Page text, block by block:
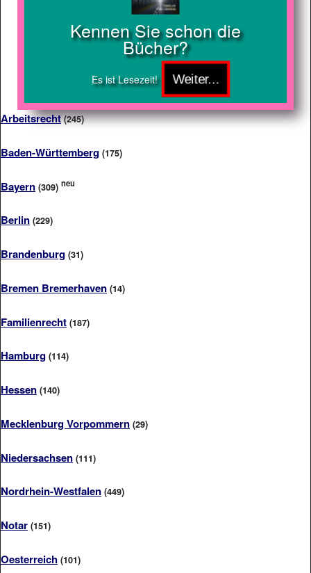
Kennen Sie schon die
Bücher?
Es ist Lesezeit!
Arbeitsrecht (245)
Baden-Württemberg (175)
Bayern (309) neu
Berlin (229)
Brandenburg (31)
Bremen Bremerhaven (14)
Familienrecht (187)
Hamburg (114)
Hessen (140)
Mecklenburg Vorpommern (29)
Niedersachsen (111)
Nordrhein-Westfalen (449)
Notar (151)
Oesterreich (101)